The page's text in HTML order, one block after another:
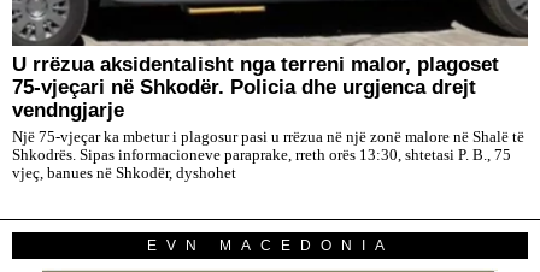
U rrëzua aksidentalisht nga terreni malor, plagoset
75-vjeçari në Shkodër. Policia dhe urgjenca drejt
vendngjarje
Një 75-vjeçar ka mbetur i plagosur pasi u rrëzua në një zonë malore në Shalë të
Shkodrës. Sipas informacioneve paraprake, rreth orës 13:30, shtetasi P. B., 75
vjeç, banues në Shkodër, dyshohet
EVN MACEDONIA